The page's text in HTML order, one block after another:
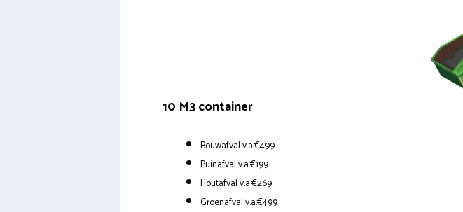
10 M3 container
Bouwafval v.a.€499
Puinafval v.a.€199
Houtafval v.a.€269
Groenafval v.a.€499